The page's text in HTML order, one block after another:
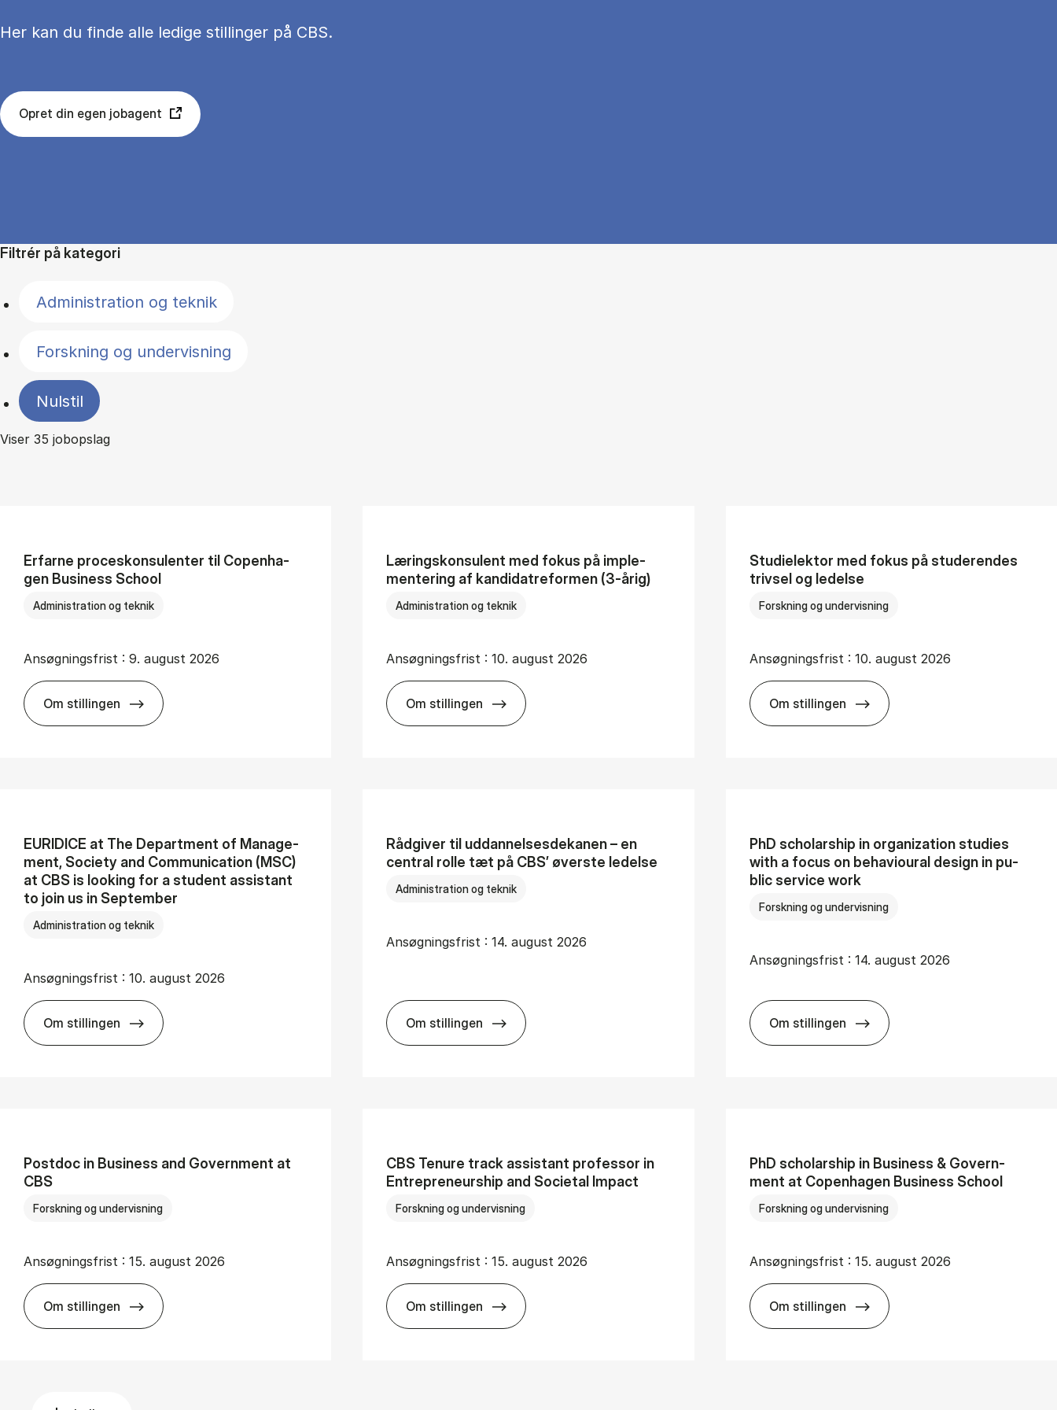
Her kan du finde alle ledige stillinger på CBS.
Opret din egen jobagent
Filtrér på kategori
Administration og teknik
Forskning og undervisning
Nulstil
Viser 35 jobopslag
Er­far­ne pro­ces­kon­su­len­ter til Co­pen­ha­
gen Bu­si­ness School
Administration og teknik
Ansøgningsfrist : 9. august 2026
Om stillingen
Er­far­ne pro­ces­kon­su­len­ter til Co­pen­ha­gen Bu­si­ness School
Læ­rings­kon­su­lent med fo­kus på im­ple­
men­te­ring af kan­di­da­tre­for­men (3-årig)
Administration og teknik
Ansøgningsfrist :10. august 2026
Om stillingen
Læ­rings­kon­su­lent med fo­kus på im­ple­men­te­ring af kan­di­da­tre­for­men (3-årig)
Stu­di­elek­tor med fo­kus på stu­de­ren­des
triv­sel og le­del­se
Forskning og undervisning
Ansøgningsfrist : 10. august 2026
Om stillingen
Stu­di­elek­tor med fo­kus på
EURI­DI­CE at The De­part­ment of Ma­na­ge­
ment, So­cie­ty and Com­mu­ni­ca­tion (MSC)
at CBS is look­ing for a stu­dent as­si­stant
to join us in Sep­tem­ber
Administration og teknik
Ansøgningsfrist : 10. august 2026
Om stillingen
EURI­DI­CE at The De­part­ment of Ma­na­ge­ment, So­cie­ty and Com­mu­ni­ca­tion (MSC) at CBS is look­ing for a stu­dent as­si­stant to join us in Sep­tem­ber
Rå­d­gi­ver til ud­dan­nel­ses­de­ka­nen – en
cen­tral rol­le tæt på CBS’ øver­ste le­del­se
Administration og teknik
Ansøgningsfrist :14. august 2026
Om stillingen
Rå­d­gi­ver til ud­dan­nel­ses­de­ka­nen – en cen­tral rol­le tæt på CBS’ øver­ste le­del­se
PhD scho­lars­hip in or­ga­niza­tion stu­di­es
with a fo­cus on be­haviou­ral de­sign in pu­
blic ser­vi­ce work
Forskning og undervisning
Ansøgningsfrist : 14. august 2026
Om stillingen
PhD scho­lars­hip in or­ga­niza­tion
Po­st­doc in Bu­si­ness and Gover­n­ment at
CBS
Forskning og undervisning
Ansøgningsfrist : 15. august 2026
Om stillingen
Po­st­doc in Bu­si­ness and Gover­n­ment at CBS
CBS Te­nu­re tra­ck as­si­stant pro­fes­sor in
En­tre­pre­n­eurs­hip and So­cie­tal Im­pa­ct
Forskning og undervisning
Ansøgningsfrist :15. august 2026
Om stillingen
CBS Te­nu­re tra­ck as­si­stant pro­fes­sor in En­tre­pre­n­eurs­hip and So­cie­tal Im­pa­ct
PhD scho­lars­hip in Bu­si­ness & Gover­n­
ment at Co­pen­ha­gen Bu­si­ness School
Forskning og undervisning
Ansøgningsfrist : 15. august 2026
Om stillingen
PhD scho­lars­hip in Bu­si­ness &